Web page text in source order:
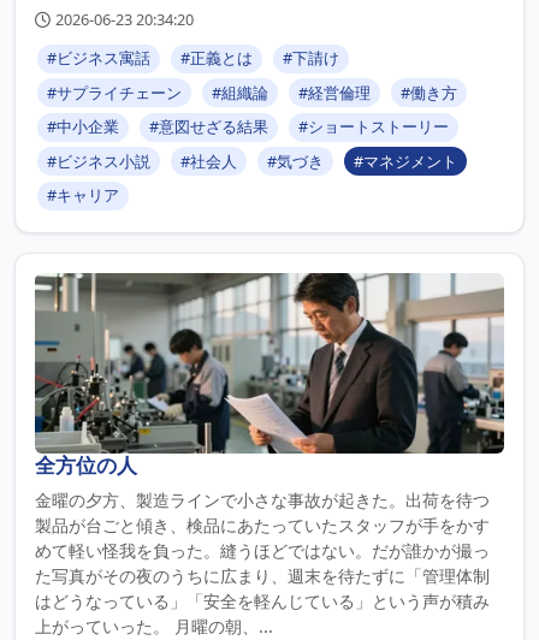
2026-06-23 20:34:20
#ビジネス寓話
#正義とは
#下請け
#サプライチェーン
#組織論 #経営倫理
#働き方
#中小企業
#意図せざる結果
#ショートストーリー
#ビジネス小説
#社会人 #気づき
#マネジメント
#キャリア
全方位の人
金曜の夕方、製造ラインで小さな事故が起きた。出荷を待つ
製品が台ごと傾き、検品にあたっていたスタッフが手をかす
めて軽い怪我を負った。縫うほどではない。だが誰かが撮っ
た写真がその夜のうちに広まり、週末を待たずに「管理体制
はどうなっている」「安全を軽んじている」という声が積み
上がっていった。 月曜の朝、...